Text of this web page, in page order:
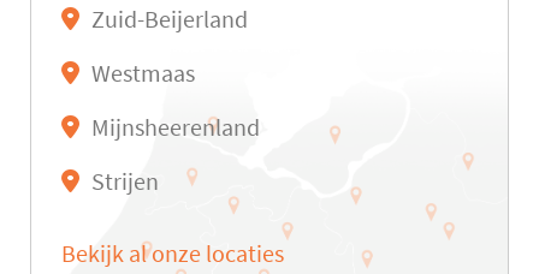
Zuid-Beijerland
Westmaas
Mijnsheerenland
Strijen
Bekijk al onze locaties